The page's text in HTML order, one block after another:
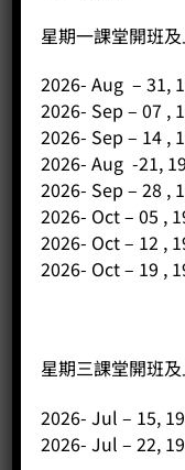
公司
主頁
關於我們
導師簡介
商店（產品）
課程/工作坊
星期一課堂開班及
2026- Aug – 31,
2026- Sep – 07 ,
2026- Sep – 14 ,
2026- Aug -21,
2026- Sep – 28 ,
2026- Oct – 05 ,
2026- Oct – 12 ,
2026- Oct – 19 ,
星期三課堂開班及
2026- Jul – 15,
2026- Jul – 22,